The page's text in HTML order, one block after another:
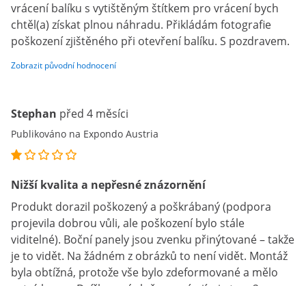
vrácení balíku s vytištěným štítkem pro vrácení bych
chtěl(a) získat plnou náhradu. Přikládám fotografie
poškození zjištěného při otevření balíku. S pozdravem.
Zobrazit původní hodnocení
Stephan před 4 měsíci
Publikováno na Expondo Austria
Nižší kvalita a nepřesné znázornění
Produkt dorazil poškozený a poškrábaný (podpora
projevila dobrou vůli, ale poškození bylo stále
viditelné). Boční panely jsou zvenku přinýtované – takže
je to vidět. Na žádném z obrázků to není vidět. Montáž
byla obtížná, protože vše bylo zdeformované a mělo